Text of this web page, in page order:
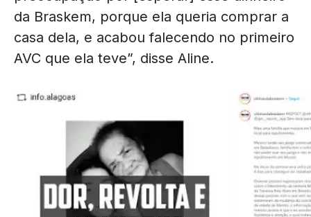
da Braskem, porque ela queria comprar a
casa dela, e acabou falecendo no primeiro
AVC que ela teve”, disse Aline.